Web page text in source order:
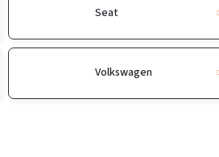
Seat
Volkswagen